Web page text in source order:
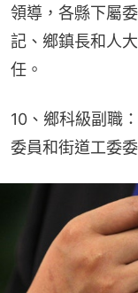
領導，各縣下屬
記、鄉鎮長和人
任。
10、鄉科級副職
委員和街道工委委